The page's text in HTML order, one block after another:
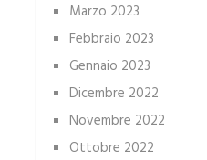
Marzo 2023
Febbraio 2023
Gennaio 2023
Dicembre 2022
Novembre 2022
Ottobre 2022